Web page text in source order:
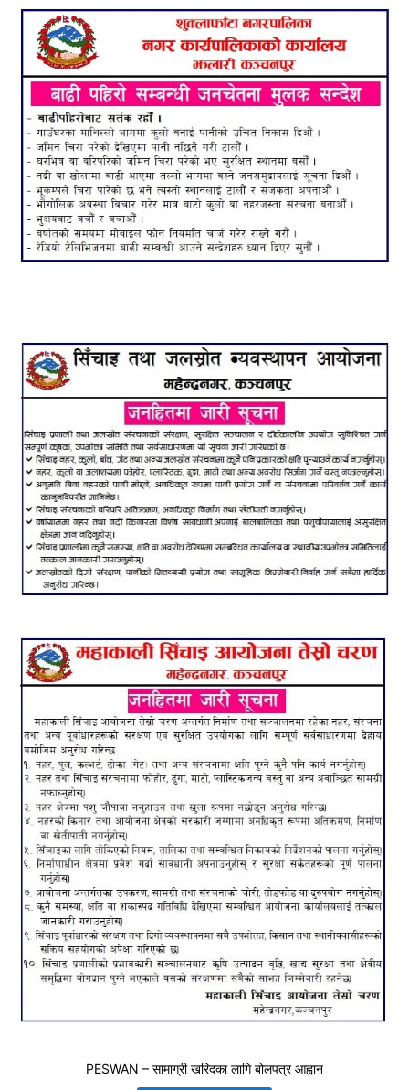
PESWAN – सामाग्री खरिदका लागि बोलपत्र आह्वान